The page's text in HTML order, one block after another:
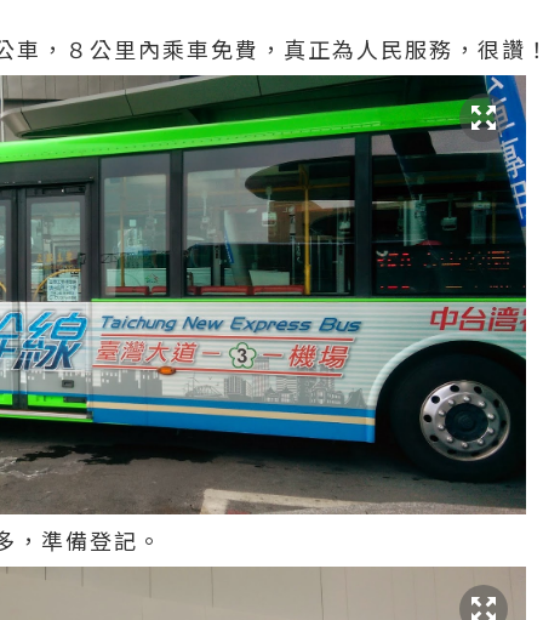
車，８公里內乘車免費，真正為人民服務，很讚
，準備登記。